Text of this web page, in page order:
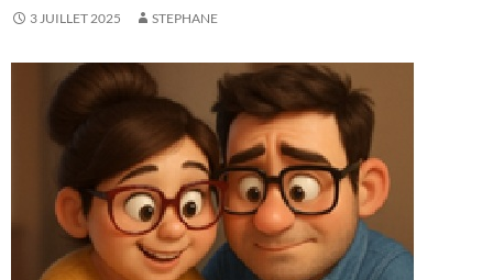
3 JUILLET 2025 STEPHANE